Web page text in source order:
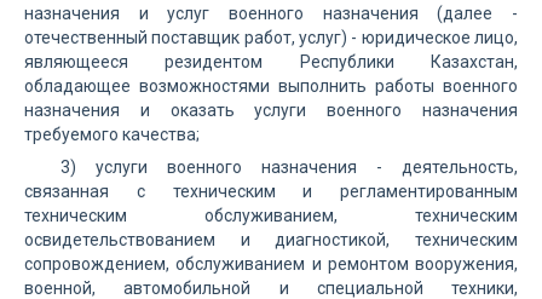
назначения и услуг военного назначения (далее -
отечественный поставщик работ, услуг) - юридическое лицо,
являющееся резидентом Республики Казахстан,
обладающее возможностями выполнить работы военного
назначения и оказать услуги военного назначения
требуемого качества;
3) услуги военного назначения - деятельность,
связанная с техническим и регламентированным
техническим обслуживанием, техническим
освидетельствованием и диагностикой, техническим
сопровождением, обслуживанием и ремонтом вооружения,
военной, автомобильной и специальной техники,